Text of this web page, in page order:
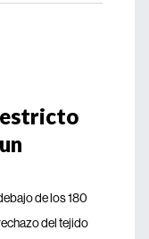
de los 180
del tejido